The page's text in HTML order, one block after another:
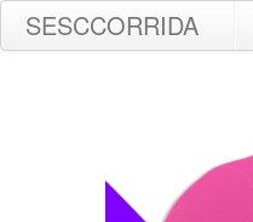
SESCCORRIDA